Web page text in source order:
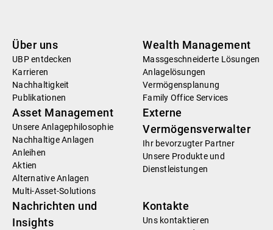
Über uns
UBP entdecken
Karrieren
Nachhaltigkeit
Publikationen
Wealth Management
Massgeschneiderte Lösungen
Anlagelösungen
Vermögensplanung
Family Office Services
Asset Management
Unsere Anlagephilosophie
Nachhaltige Anlagen
Anleihen
Aktien
Alternative Anlagen
Multi-Asset-Solutions
Externe
Vermögensverwalter
Ihr bevorzugter Partner
Unsere Produkte und
Dienstleistungen
Nachrichten und
Insights
Kontakte
Uns kontaktieren